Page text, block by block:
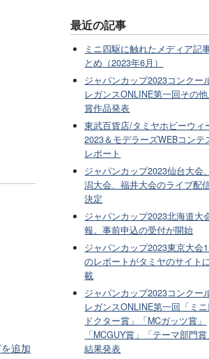
追加
最近の記事
ミニ四駆に触れたメディア記
とめ（2023年6月）
ジャパンカップ2023コンクー
レガンスONLINE第一回その他
賞作品発表
東武百貨店/タミヤホビーウィ
2023＆モデラーズWEBコンテ
レポート
ジャパンカップ2023仙台大会
潟大会、福井大会のライブ配
決定
ジャパンカップ2023北海道大
報。事前申込の受付が開始
ジャパンカップ2023東京大会
のレポートがタミヤのサイト
載
ジャパンカップ2023コンクー
レガンスONLINE第一回「ミ
ドクター賞」「MCガッツ賞」
「MCGUY賞」「テーマ部門賞
結果発表